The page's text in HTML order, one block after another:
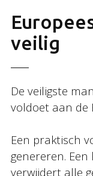
veilig
De veiligste
voldoet aan de
Een praktisch
genereren.
verwijdert alle